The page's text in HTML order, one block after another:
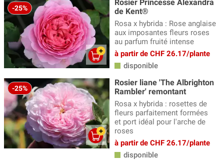
-25%
Rosier Princesse Alexandra
de Kent®
Rosa x hybrida : Rose anglaise
aux imposantes fleurs roses
au parfum fruité intense
à partir de CHF 26.17/plante
disponible
-25%
Rosier liane 'The Albrighton
Rambler' remontant
Rosa x hybrida : rosettes de
fleurs parfaitement formées
et port idéal pour l'arche de
roses
à partir de CHF 26.17/plante
disponible